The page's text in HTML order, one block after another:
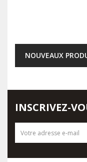
NOUVEAUX